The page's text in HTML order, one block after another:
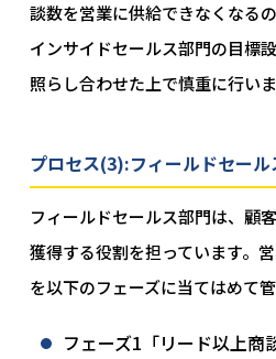
談数を営業に供給できなくなるの
インサイドセールス部門の目標
照らし合わせた上で慎重に行いま
プロセス(3):フィールドセール
フィールドセールス部門は、顧
獲得する役割を担っています。
を以下のフェーズに当てはめて管
フェーズ1「リード以上商